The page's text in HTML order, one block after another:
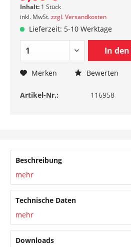
Inhalt: 1 Stück
inkl. MwSt.zzgl. Versandkosten
Lieferzeit: 5-10 Werktage
In den
Merken Bewerten
Artikel-Nr.: 116958
Beschreibung
mehr
Technische Daten
mehr
Downloads